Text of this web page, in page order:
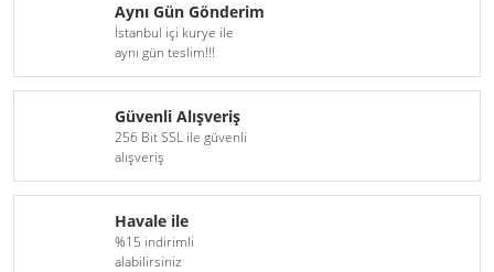
Aynı Gün Gönderim
İstanbul içi kurye ile
aynı gün teslim!!!
Güvenli Alışveriş
256 Bit SSL ile güvenli
alışveriş
Havale ile
%15 indirimli
alabilirsiniz